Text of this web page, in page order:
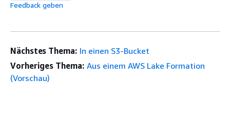
Feedback geben
Nächstes Thema: In einen S3-Bucket
Vorheriges Thema: Aus einem AWS Lake Formation
(Vorschau)